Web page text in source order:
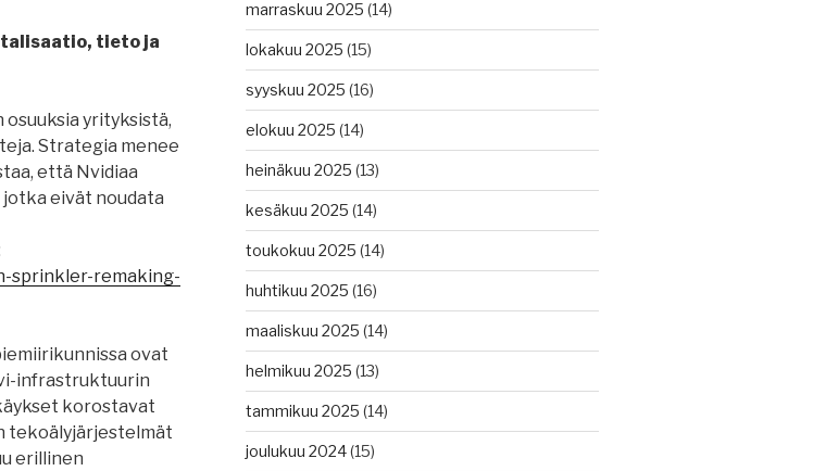
tieto ja
yrityksistä,
Strategia menee
että Nvidiaa
jotka eivät noudata
sprinkler-remaking-
ovat
infrastruktuurin
korostavat
tekoälyjärjestelmät
erillinen
marraskuu 2025 (14)
lokakuu 2025 (15)
syyskuu 2025 (16)
elokuu 2025 (14)
heinäkuu 2025 (13)
kesäkuu 2025 (14)
toukokuu 2025 (14)
huhtikuu 2025 (16)
maaliskuu 2025 (14)
helmikuu 2025 (13)
tammikuu 2025 (14)
joulukuu 2024(15)